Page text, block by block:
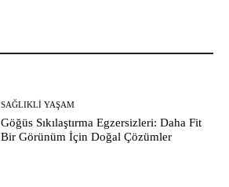
SAĞLIKLI YAŞAM
Göğüs Sıkılaştırma Egzersizleri: Daha Fit
Bir Görünüm İçin Doğal Çözümler